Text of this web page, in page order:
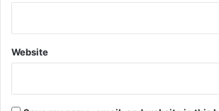
Website